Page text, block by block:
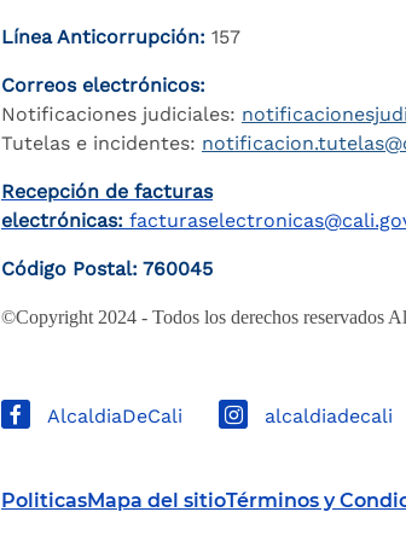
Línea Anticorrupción: 157
Correos electrónicos:
Notificaciones judiciales:
Tutelas e incidentes:
Recepción de facturas
electrónicas:
Código Postal: 760045
©Copyright 2024 - Todos los derechos reservados
AlcaldiaDeCali alcaldiadecali
PoliticasMapa del sitioTérminos y